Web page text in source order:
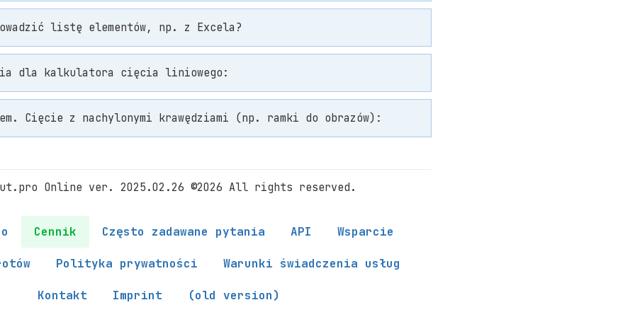
listę elementów, np. z Excela?
dla kalkulatora cięcia liniowego:
Cięcie z nachylonymi krawędziami (np. ramki do obrazów):
Online ver. 2025.02.26 ©2026 All rights reserved.
Cennik Często zadawane pytania API Wsparcie
Polityka prywatności Warunki świadczenia usług
Kontakt Imprint (old version)